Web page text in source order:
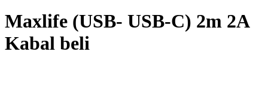
Maxlife (USB- USB-C) 2m 2A
Kabal beli